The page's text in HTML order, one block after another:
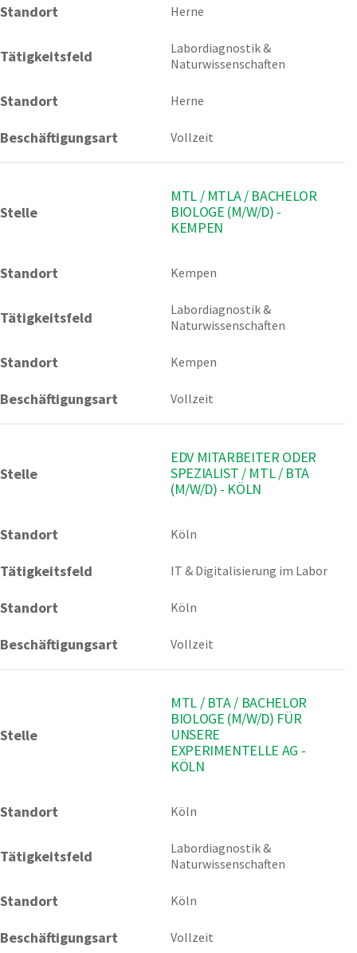
Standort Herne
Tätigkeitsfeld
Labordiagnostik &
Naturwissenschaften
Standort Herne
Beschäftigungsart Vollzeit
Stelle
MTL / MTLA / BACHELOR
BIOLOGE (M/W/D) -
KEMPEN
Standort Kempen
Tätigkeitsfeld
Labordiagnostik &
Naturwissenschaften
Standort Kempen
Beschäftigungsart Vollzeit
Stelle
EDV MITARBEITER ODER
SPEZIALIST / MTL / BTA
(M/W/D) - KÖLN
Standort Köln
Tätigkeitsfeld IT & Digitalisierung im Labor
Standort Köln
Beschäftigungsart Vollzeit
Stelle
MTL / BTA / BACHELOR
BIOLOGE (M/W/D) FÜR
UNSERE
EXPERIMENTELLE AG -
KÖLN
Standort Köln
Tätigkeitsfeld
Labordiagnostik &
Naturwissenschaften
Standort Köln
Beschäftigungsart Vollzeit